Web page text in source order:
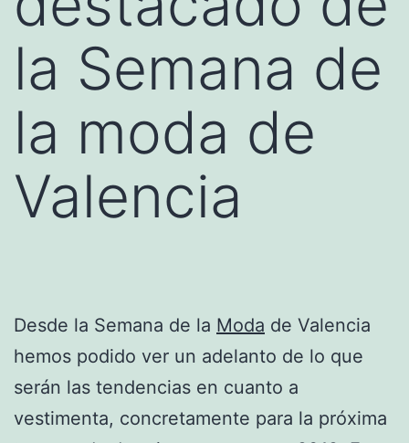
la Semana de
la moda de
Valencia
Desde la Semana de la Moda de Valencia
hemos podido ver un adelanto de lo que
serán las tendencias en cuanto a
vestimenta, concretamente para la próxima